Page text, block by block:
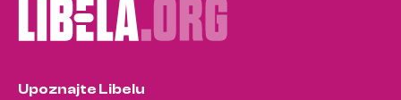
Upoznajte Libelu